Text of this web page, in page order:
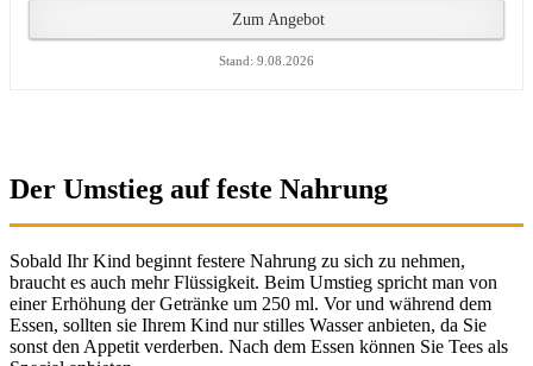
Zum Angebot
Stand: 9.08.2026
Der Umstieg auf feste Nahrung
Sobald Ihr Kind beginnt festere Nahrung zu sich zu nehmen,
braucht es auch mehr Flüssigkeit. Beim Umstieg spricht man von
einer Erhöhung der Getränke um 250 ml. Vor und während dem
Essen, sollten sie Ihrem Kind nur stilles Wasser anbieten, da Sie
sonst den Appetit verderben. Nach dem Essen können Sie Tees als